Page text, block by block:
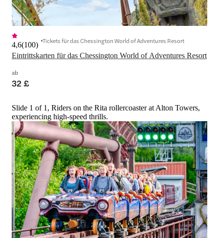
Eintrittskarten für das Chessington World of Adventures Resort
4,6(100) Tickets für das Chessington World of Adventures Resort
ab
32 £
Slide 1 of 1, Riders on the Rita rollercoaster at Alton Towers,
experiencing high-speed thrills.